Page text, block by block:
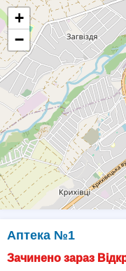
час доби. Обирайте
медицини та здоров'я
довідника!
+
−
Аптека №1
Зачинено зараз